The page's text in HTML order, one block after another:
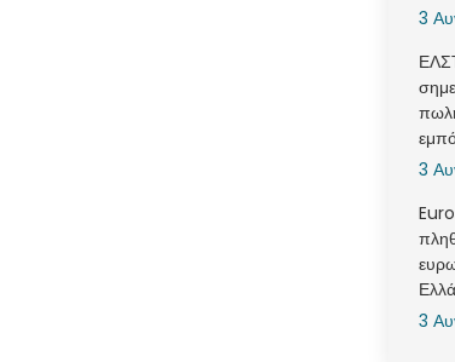
3
3
3